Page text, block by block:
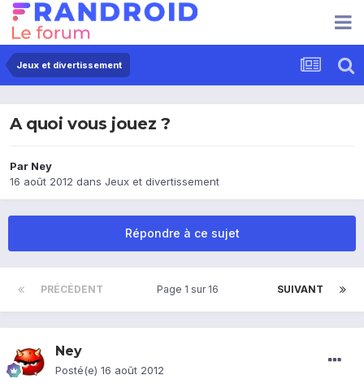
Jeux et divertissement
A quoi vous jouez ?
Par Ney
16 août 2012 dans Jeux et divertissement
Répondre à ce sujet
PRÉCÉDENT SUIVANT
Page 1 sur 16
Ney
Posté(e) 16 août 2012